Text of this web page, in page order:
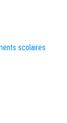
scolaires